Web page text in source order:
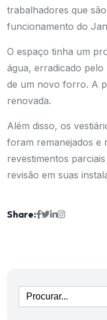
trabalhadores que
funcionamento do
O espaço tinha um
água, erradicado
de um novo forro. A
renovada.
Além disso, os
foram remanejados e
revestimentos
revisão em suas
Share: